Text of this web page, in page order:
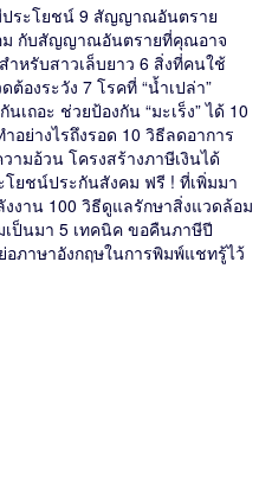
ประโยชน์ 9 สัญญาณอันตราย
ม กับสัญญาณอันตรายที่คุณอาจ
ำหรับสาวเล็บยาว 6 สิ่งที่คนใช้
องระวัง 7 โรคที่ “น้ำเปล่า”
เถอะ ช่วยป้องกัน “มะเร็ง” ได้ 10
ย่างไรถึงรอด 10 วิธีลดอาการ
ามอ้วน โครงสร้างภาษีเงินได้
ยชน์ประกันสังคม ฟรี ! ที่เพิ่มมา
งาน 100 วิธีดูแลรักษาสิ่งแวดล้อม
ป็นมา 5 เทคนิค ขอคืนภาษีปี
อภาษาอังกฤษในการพิมพ์แชทรู้ไว้